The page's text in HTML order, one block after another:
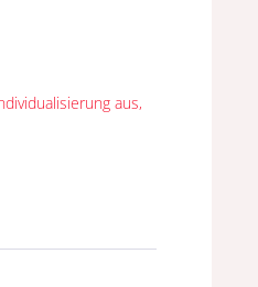
aus,